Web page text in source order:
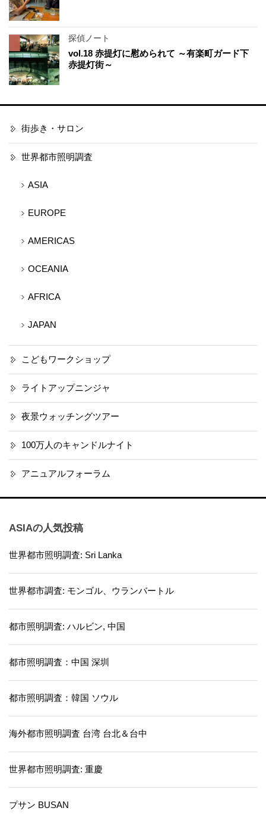
探偵ノート
vol.18 赤提灯に慰められて ～有楽町ガード下
赤提灯街～
街歩き・サロン
世界都市照明調査
ASIA
EUROPE
AMERICAS
OCEANIA
AFRICA
JAPAN
こどもワークショップ
ライトアップニンジャ
夜景ウォッチングツアー
100万人のキャンドルナイト
アニュアルフォーラム
ASIAの人気投稿
世界都市照明調査: Sri Lanka
世界都市調査: モンゴル、ウランバートル
都市照明調査: ハルビン, 中国
都市照明調査：中国 深圳
都市照明調査：韓国 ソウル
海外都市照明調査 台湾 台北＆台中
世界都市照明調査: 重慶
プサン BUSAN